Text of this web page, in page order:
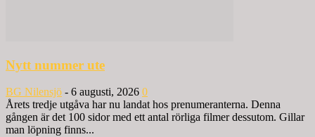
Nytt nummer ute
BG Nilensjö - 6 augusti, 2026 0
Årets tredje utgåva har nu landat hos prenumeranterna. Denna
gången är det 100 sidor med ett antal rörliga filmer dessutom. Gillar
man löpning finns...